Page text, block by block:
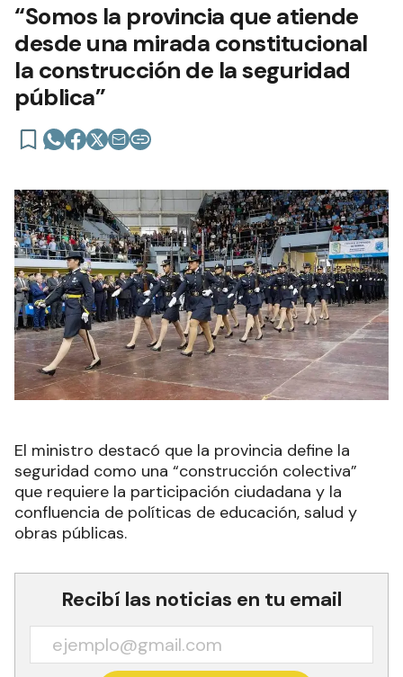
“Somos la provincia que atiende
desde una mirada constitucional
la construcción de la seguridad
pública”
El ministro destacó que la provincia define la
seguridad como una “construcción colectiva”
que requiere la participación ciudadana y la
confluencia de políticas de educación, salud y
obras públicas.
Recibí las noticias en tu email